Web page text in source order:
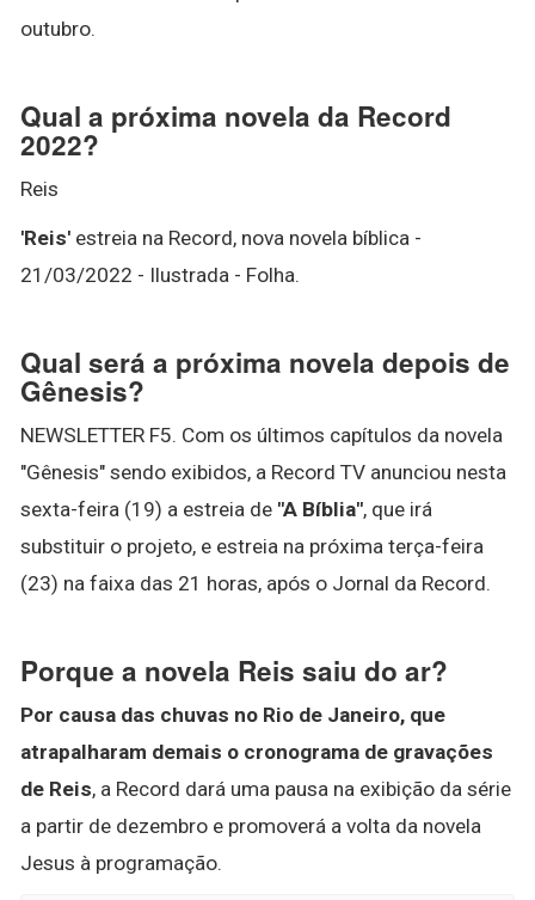
outubro.
Qual a próxima novela da Record
2022?
Reis
'Reis' estreia na Record, nova novela bíblica -
21/03/2022 - Ilustrada - Folha.
Qual será a próxima novela depois de
Gênesis?
NEWSLETTER F5. Com os últimos capítulos da novela
"Gênesis" sendo exibidos, a Record TV anunciou nesta
sexta-feira (19) a estreia de "A Bíblia", que irá
substituir o projeto, e estreia na próxima terça-feira
(23) na faixa das 21 horas, após o Jornal da Record.
Porque a novela Reis saiu do ar?
Por causa das chuvas no Rio de Janeiro, que
atrapalharam demais o cronograma de gravações
de Reis, a Record dará uma pausa na exibição da série
a partir de dezembro e promoverá a volta da novela
Jesus à programação.